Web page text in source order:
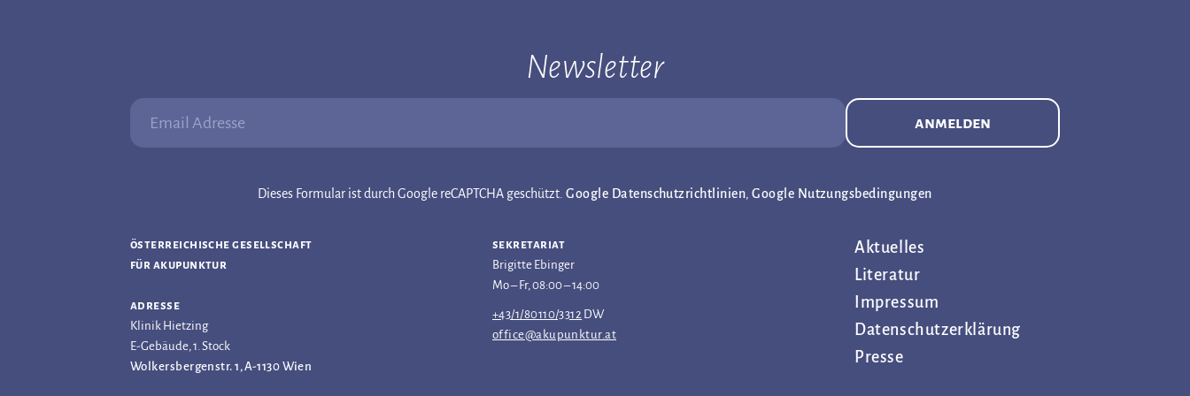
Newsletter
Email Adresse:
anmelden
Dieses Formular ist durch Google reCAPTCHA geschützt.Google Datenschutzrichtlinien,Google Nutzungsbedingungen
österreichische gesellschaft
für akupunktur
adresse
Klinik Hietzing
E-Gebäude, 1. Stock
Wolkersbergenstr. 1, A-1130 Wien
sekretariat
Brigitte Ebinger
Mo – Fr, 08:00 – 14:00
+43/1/80110/3312 DW
office@akupunktur.at
Aktuelles
Literatur
Impressum
Datenschutz­erklärung
Presse